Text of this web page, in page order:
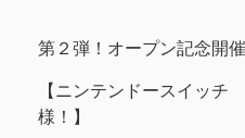
第２弾！オープン記念開催
【ニンテンドースイッ
様！】